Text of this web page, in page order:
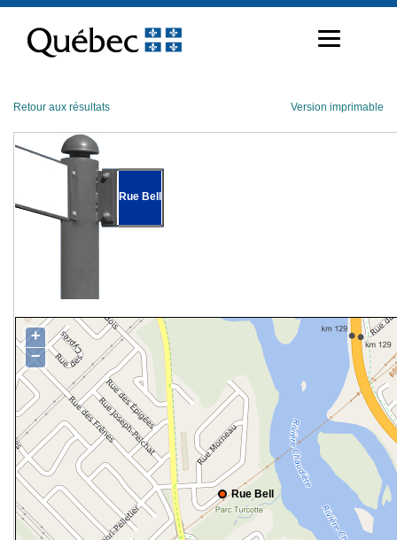
contenu
Retour aux résultats Version imprimable
Rue Bell
Rue Bell
+
−